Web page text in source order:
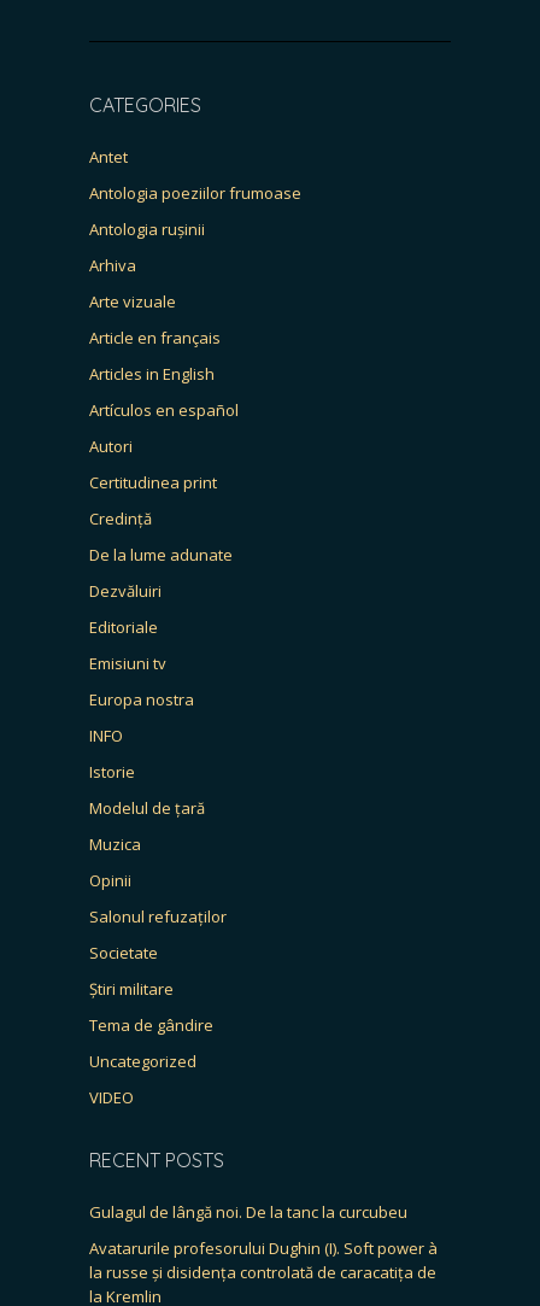
CATEGORIES
Antet
Antologia poeziilor frumoase
Antologia rușinii
Arhiva
Arte vizuale
Article en français
Articles in English
Artículos en español
Autori
Certitudinea print
Credință
De la lume adunate
Dezvăluiri
Editoriale
Emisiuni tv
Europa nostra
INFO
Istorie
Modelul de țară
Muzica
Opinii
Salonul refuzaților
Societate
Știri militare
Tema de gândire
Uncategorized
VIDEO
RECENT POSTS
Gulagul de lângă noi. De la tanc la curcubeu
Avatarurile profesorului Dughin (I). Soft power à
la russe și disidența controlată de caracatița de
la Kremlin